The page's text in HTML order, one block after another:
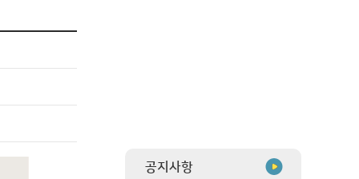
공지사항